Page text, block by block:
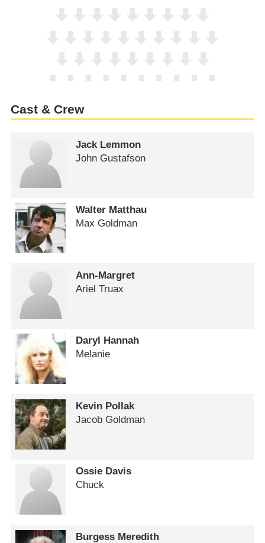
Cast & Crew
Jack Lemmon
John Gustafson
Walter Matthau
Max Goldman
Ann-Margret
Ariel Truax
Daryl Hannah
Melanie
Kevin Pollak
Jacob Goldman
Ossie Davis
Chuck
Burgess Meredith